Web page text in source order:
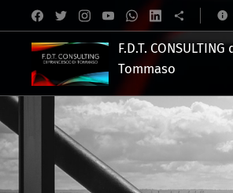
F.D.T.
Tommaso
.